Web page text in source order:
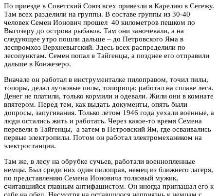
По приезде в Советский Союз всех привезли в Карелию в Сегежу.
Там всех разделили на группы. В составе группы из 30-40
человек Семен Ионович прошел 40 километров пешком по
Выгозеру до острова рыбаков. Там они заночевали, а на
следующее утро пошли дальше – до Петровского Яма в
леспромхоз Верхневыгский. Здесь всех распределили по
лесопунктам. Семен попал в Тайгенцы, а позднее его отправили
дальше в Конжезеро.
Вначале он работал в инструменталке пилоправом, точил пилы,
топоры, делал лучковые пилы, топорища; работал на сплаве леса.
Денег не платили, только кормили и одевали. Жили они в комнате
впятером. Перед тем, как выдать документы, опять были
допросы, запугивания. Только летом 1946 года уехали военные, а
люди остались жить и работать. Через какое-то время Семена
перевели в Тайгенцы, а затем в Петровский Ям, где осваивались
первые электропилы. Потом он работал электромехаником на
электростанции.
Там же, в лесу на обрубке сучьев, работали военнопленные
немцы. Был среди них один пилоправ, немец из ближнего лагеря,
по представлению Семена Ионовича толковый мужик,
считавшийся главным антифашистом. Он иногда приглашал его к